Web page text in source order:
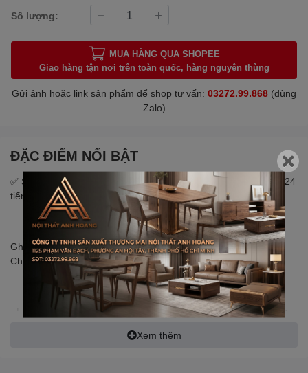
Số lượng:
MUA HÀNG QUA SHOPEE
Giao hàng tận nơi trên toàn quốc, hàng nguyên thùng
Gửi ảnh hoặc link sản phẩm để shop tư vấn: 03272.99.868 (dùng
Zalo)
ĐẶC ĐIỂM NỔI BẬT
✅ Sản phẩm có hàng sẵn, chuẩn bị hàng và gửi đi trong tối đa 24
tiếng kể từ khi khách đặt đơn.
Ghế Xoay Văn Phòng Lưng Lưới Thoáng Khí Có Tựa Đầu Điều
Chỉnh | 5004 | Nội Thất Anh Hoàng
- Lắp đặt: sản phẩm chưa được lắp ráp sẵn trước khi giao hàng.
Xem thêm